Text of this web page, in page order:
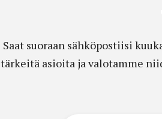
Saat suoraan sähköpostiisi
tärkeitä asioita ja valotamme